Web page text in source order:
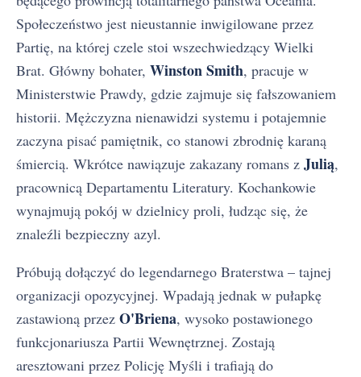
Społeczeństwo jest nieustannie inwigilowane przez
Partię, na której czele stoi wszechwiedzący Wielki
Brat. Główny bohater, Winston Smith, pracuje w
Ministerstwie Prawdy, gdzie zajmuje się fałszowaniem
historii. Mężczyzna nienawidzi systemu i potajemnie
zaczyna pisać pamiętnik, co stanowi zbrodnię karaną
śmiercią. Wkrótce nawiązuje zakazany romans z Julią,
pracownicą Departamentu Literatury. Kochankowie
wynajmują pokój w dzielnicy proli, łudząc się, że
znaleźli bezpieczny azyl.
Próbują dołączyć do legendarnego Braterstwa – tajnej
organizacji opozycyjnej. Wpadają jednak w pułapkę
zastawioną przez O'Briena, wysoko postawionego
funkcjonariusza Partii Wewnętrznej. Zostają
aresztowani przez Policję Myśli i trafiają do